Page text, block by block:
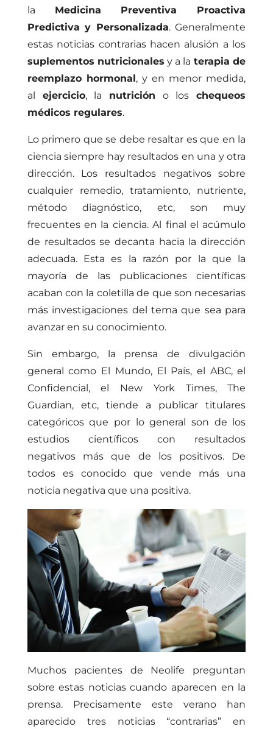
la Medicina Preventiva Proactiva
Predictiva y Personalizada. Generalmente
estas noticias contrarias hacen alusión a los
suplementos nutricionales y a la terapia de
reemplazo hormonal, y en menor medida,
al ejercicio, la nutrición o loschequeos
médicos regulares.
Lo primero que se debe resaltar es que en la
ciencia siempre hay resultados en una y otra
dirección. Los resultados negativos sobre
cualquier remedio, tratamiento, nutriente,
método diagnóstico, etc, son muy
frecuentes en la ciencia. Al final el acúmulo
de resultados se decanta hacia la dirección
adecuada. Esta es la razón por la que la
mayoría de las publicaciones científicas
acaban con la coletilla de que son necesarias
más investigaciones del tema que sea para
avanzar en su conocimiento.
Sin embargo, la prensa de divulgación
general como El Mundo, El País, el ABC, el
Confidencial, el New York Times, The
Guardian, etc, tiende a publicar titulares
categóricos que por lo general son de los
estudios científicos con resultados
negativos más que de los positivos. De
todos es conocido que vende más una
noticia negativa que una positiva.
Muchos pacientes de Neolife preguntan
sobre estas noticias cuando aparecen en la
prensa. Precisamente este verano han
aparecido tres noticias “contrarias” en